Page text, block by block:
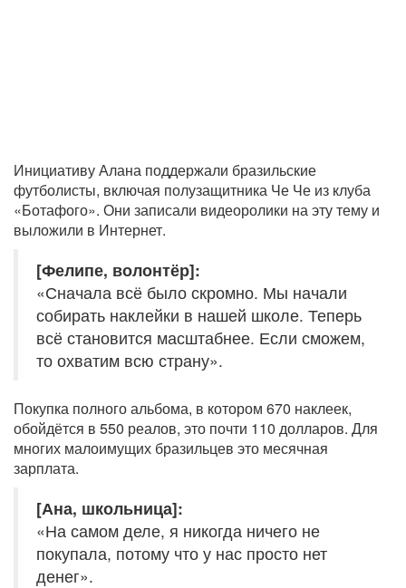
Инициативу Алана поддержали бразильские
футболисты, включая полузащитника Че Че из клуба
«Ботафого». Они записали видеоролики на эту тему и
выложили в Интернет.
[Фелипе, волонтёр]:
«Сначала всё было скромно. Мы начали
собирать наклейки в нашей школе. Теперь
всё становится масштабнее. Если сможем,
то охватим всю страну».
Покупка полного альбома, в котором 670 наклеек,
обойдётся в 550 реалов, это почти 110 долларов. Для
многих малоимущих бразильцев это месячная
зарплата.
[Ана, школьница]:
«На самом деле, я никогда ничего не
покупала, потому что у нас просто нет
денег».